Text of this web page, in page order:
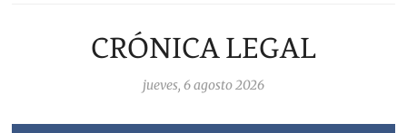
CRÓNICA LEGAL
jueves, 6 agosto 2026